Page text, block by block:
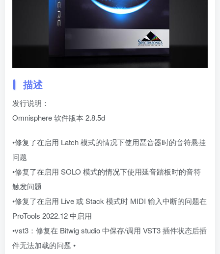
描述
发行说明：
Omnisphere 软件版本 2.8.5d
•修复了在启用 Latch 模式的情况下使用琶音器时的音符悬挂
问题
•修复了在启用 SOLO 模式的情况下使用延音踏板时的音符
触发问题
•修复了在启用 Live 或 Stack 模式时 MIDI 输入中断的问题在
ProTools 2022.12 中启用
•vst3：修复在 Bitwig studio 中保存/调用 VST3 插件状态后插
件无法加载的问题 •